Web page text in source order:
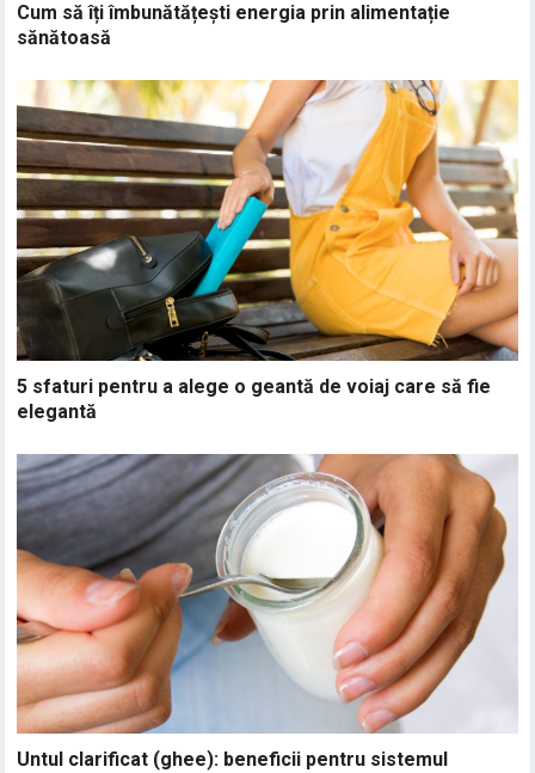
Cum să îți îmbunătățești energia prin alimentație
sănătoasă
5 sfaturi pentru a alege o geantă de voiaj care să fie
elegantă
Untul clarificat (ghee): beneficii pentru sistemul